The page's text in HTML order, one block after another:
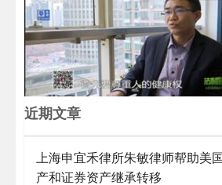
近期文章
上海申宜禾律所朱敏律师帮助美
产和证券资产继承转移